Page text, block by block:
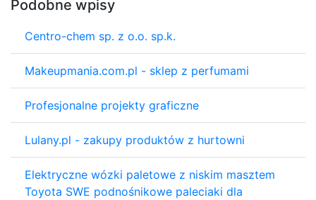
Podobne wpisy
Centro-chem sp. z o.o. sp.k.
Makeupmania.com.pl - sklep z perfumami
Profesjonalne projekty graficzne
Lulany.pl - zakupy produktów z hurtowni
Elektryczne wózki paletowe z niskim masztem
Toyota SWE podnośnikowe paleciaki dla